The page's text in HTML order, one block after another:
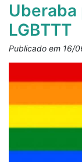
Uberaba
LGBTTT
Publicado em 16/